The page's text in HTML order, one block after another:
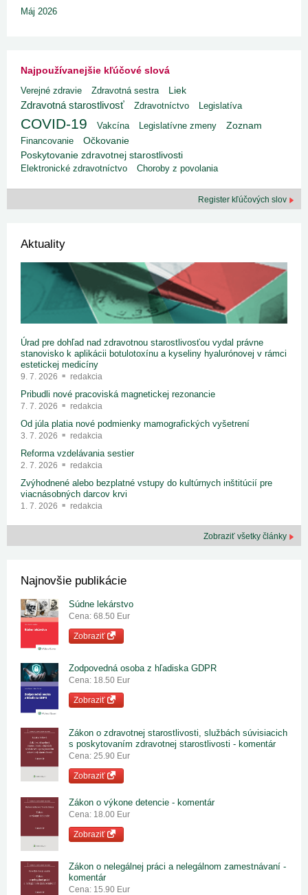
Máj 2026
Najpoužívanejšie kľúčové slová
Verejné zdravie Zdravotná sestra Liek
Zdravotná starostlivosť Zdravotníctvo Legislatíva
COVID-19 Vakcína Legislatívne zmeny
Zoznam
Financovanie
Očkovanie
Poskytovanie zdravotnej starostlivosti
Elektronické zdravotníctvo Choroby z povolania
Register kľúčových slov
Aktuality
Úrad pre dohľad nad zdravotnou starostlivosťou vydal právne
stanovisko k aplikácii botulotoxínu a kyseliny hyalurónovej v rámci
estetickej medicíny
9. 7. 2026 redakcia
Pribudli nové pracoviská magnetickej rezonancie
7. 7. 2026 redakcia
Od júla platia nové podmienky mamografických vyšetrení
3. 7. 2026 redakcia
Reforma vzdelávania sestier
2. 7. 2026 redakcia
Zvýhodnené alebo bezplatné vstupy do kultúrnych inštitúcií pre
viacnásobných darcov krvi
1. 7. 2026 redakcia
Zobraziť všetky články
Najnovšie publikácie
Súdne lekárstvo
Cena: 68.50 Eur
Zobraziť
Zodpovedná osoba z hľadiska GDPR
Cena: 18.50 Eur
Zobraziť
Zákon o zdravotnej starostlivosti, službách súvisiacich
s poskytovaním zdravotnej starostlivosti - komentár
Cena: 25.90 Eur
Zobraziť
Zákon o výkone detencie - komentár
Cena: 18.00 Eur
Zobraziť
Zákon o nelegálnej práci a nelegálnom zamestnávaní -
komentár
Cena: 15.90 Eur